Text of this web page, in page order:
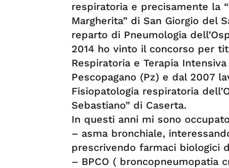
respiratoria e precisamente la
Margherita” di San Giorgio del
reparto di Pneumologia
2014 ho vinto il concorso per
Respiratoria e Terapia
Pescopagano (Pz) e dal 2007
Fisiopatologia respiratoria
Sebastiano” di Caserta.
In questi anni mi sono
– asma bronchiale,
prescrivendo farmaci biologici
– BPCO ( broncopneumopatia